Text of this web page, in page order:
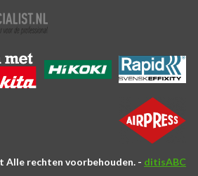
Alle rechten voorbehouden. - ditisABC